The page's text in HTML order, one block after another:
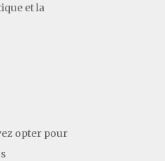
et la
opter pour